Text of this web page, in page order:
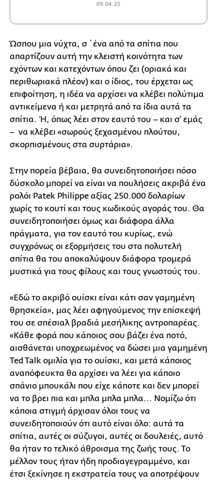
09.04.25
Ώσπου μια νύχτα, σ΄ ένα από τα σπίτια που
απαρτίζουν αυτή την κλειστή κοινότητα των
εχόντων και κατεχόντων όπου ζει (οριακά και
περιθωριακά πλέον) και ο ίδιος, του έρχεται ως
επιφοίτηση, η ιδέα να αρχίσει να κλέβει πολύτιμα
αντικείμενα ή και μετρητά από τα ίδια αυτά τα
σπίτια. Ή, όπως λέει στον εαυτό του – και σ’ εμάς
– να κλέβει «σωρούς ξεχασμένου πλούτου,
σκορπισμένους στα συρτάρια».
Στην πορεία βέβαια, θα συνειδητοποιήσει πόσο
δύσκολο μπορεί να είναι να πουλήσεις ακριβά ένα
ρολόι Patek Philippe αξίας 250.000 δολαρίων
χωρίς το κουτί και τους κωδικούς αγοράς του. Θα
συνειδητοποιήσει όμως και διάφορα άλλα
πράγματα, για τον εαυτό του κυρίως, ενώ
συγχρόνως οι εξορμήσεις του στα πολυτελή
σπίτια θα του αποκαλύψουν διάφορα τρομερά
μυστικά για τους φίλους και τους γνωστούς του.
«Εδώ το ακριβό ουίσκι είναι κάτι σαν γαμημένη
θρησκεία», μας λέει αφηγούμενος την επίσκεψή
του σε σπέσιαλ βραδιά μεσήλικης αντροπαρέας.
«Κάθε φορά που κάποιος σου βάζει ένα ποτό,
αισθάνεται υποχρεωμένος να δώσει μια γαμημένη
Ted Talk ομιλία για το ουίσκι, και μετά κάποιος
αναπόφευκτα θα αρχίσει να λέει για κάποιο
σπάνιο μπουκάλι που είχε κάποτε και δεν μπορεί
να το βρει πια και μπλα μπλα μπλα... Νομίζω ότι
κάποια στιγμή άρχισαν όλοι τους να
συνειδητοποιούν ότι αυτό είναι όλο: αυτά τα
σπίτια, αυτές οι σύζυγοι, αυτές οι δουλειές, αυτό
θα ήταν το τελικό άθροισμα της ζωής τους. Το
μέλλον τους ήταν ήδη προδιαγεγραμμένο, και
έτσι ξεκίνησε η εκστρατεία τους να αποτρέψουν